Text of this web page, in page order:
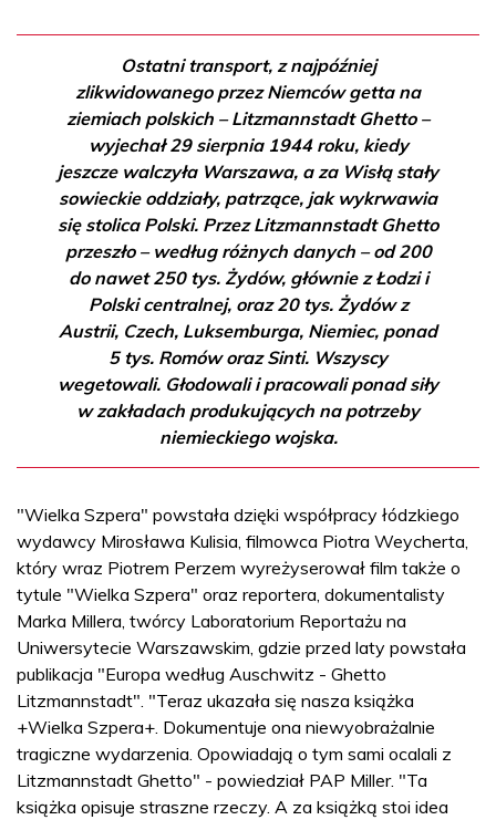
Ostatni transport, z najpóźniej
zlikwidowanego przez Niemców getta na
ziemiach polskich – Litzmannstadt Ghetto –
wyjechał 29 sierpnia 1944 roku, kiedy
jeszcze walczyła Warszawa, a za Wisłą stały
sowieckie oddziały, patrzące, jak wykrwawia
się stolica Polski. Przez Litzmannstadt Ghetto
przeszło – według różnych danych – od 200
do nawet 250 tys. Żydów, głównie z Łodzi i
Polski centralnej, oraz 20 tys. Żydów z
Austrii, Czech, Luksemburga, Niemiec, ponad
5 tys. Romów oraz Sinti. Wszyscy
wegetowali. Głodowali i pracowali ponad siły
w zakładach produkujących na potrzeby
niemieckiego wojska.
"Wielka Szpera" powstała dzięki współpracy łódzkiego
wydawcy Mirosława Kulisia, filmowca Piotra Weycherta,
który wraz Piotrem Perzem wyreżyserował film także o
tytule "Wielka Szpera" oraz reportera, dokumentalisty
Marka Millera, twórcy Laboratorium Reportażu na
Uniwersytecie Warszawskim, gdzie przed laty powstała
publikacja "Europa według Auschwitz - Ghetto
Litzmannstadt". "Teraz ukazała się nasza książka
+Wielka Szpera+. Dokumentuje ona niewyobrażalnie
tragiczne wydarzenia. Opowiadają o tym sami ocalali z
Litzmannstadt Ghetto" - powiedział PAP Miller. "Ta
książka opisuje straszne rzeczy. A za książką stoi idea